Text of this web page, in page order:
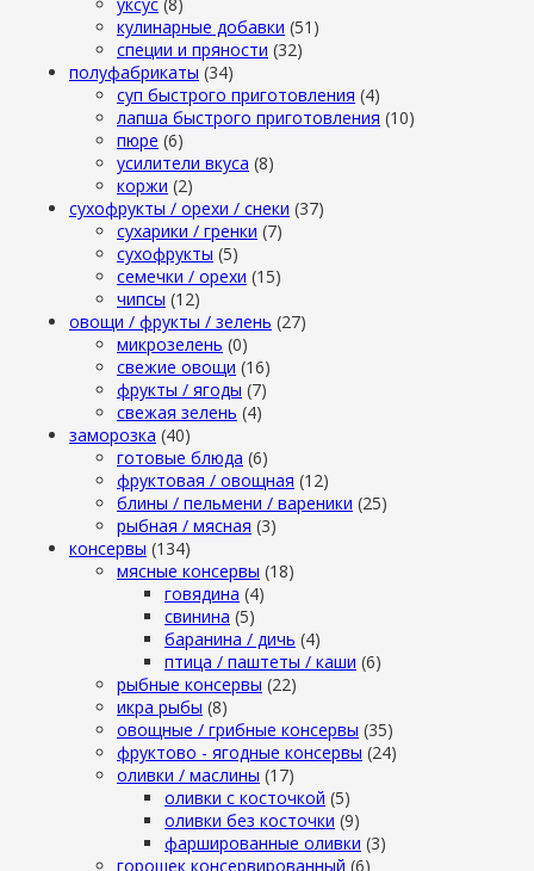
кулинарные добавки (51)
специи и пряности (32)
полуфабрикаты (34)
суп быстрого приготовления (4)
лапша быстрого приготовления (10)
пюре (6)
усилители вкуса (8)
коржи (2)
сухофрукты / орехи / снеки (37)
сухарики / гренки (7)
сухофрукты (5)
семечки / орехи (15)
чипсы (12)
овощи / фрукты / зелень (27)
микрозелень (0)
свежие овощи (16)
фрукты / ягоды (7)
свежая зелень (4)
заморозка (40)
готовые блюда (6)
фруктовая / овощная (12)
блины / пельмени / вареники (25)
рыбная / мясная (3)
консервы (134)
мясные консервы (18)
говядина (4)
свинина (5)
баранина / дичь (4)
птица / паштеты / каши (6)
рыбные консервы (22)
икра рыбы (8)
овощные / грибные консервы (35)
фруктово - ягодные консервы (24)
оливки / маслины (17)
оливки с косточкой (5)
оливки без косточки (9)
фаршированные оливки (3)
горошек консервированный (6)